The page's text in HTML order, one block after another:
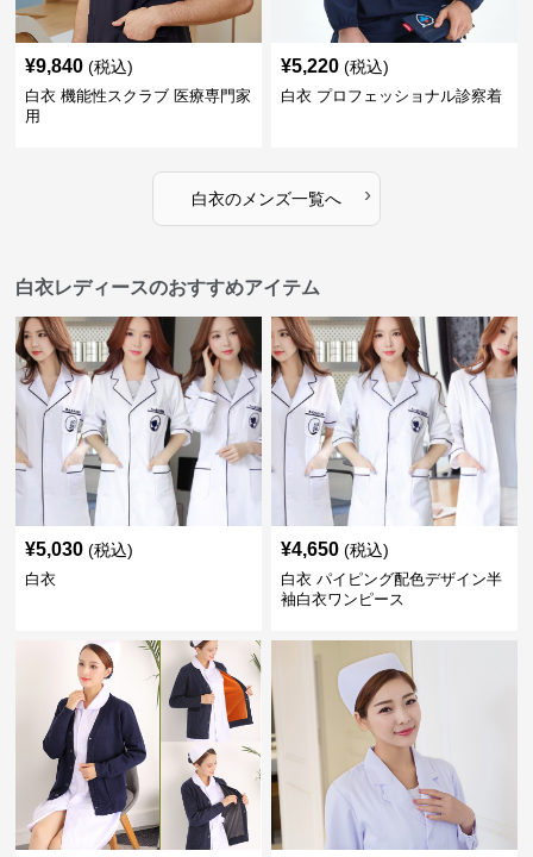
¥9,840 (税込)
白衣 機能性スクラブ 医療専門家
用
¥5,220 (税込)
白衣 プロフェッショナル診察着
白衣のメンズ一覧へ ›
白衣レディースのおすすめアイテム
¥5,030 (税込)
白衣
¥4,650 (税込)
白衣 パイピング配色デザイン半
袖白衣ワンピース